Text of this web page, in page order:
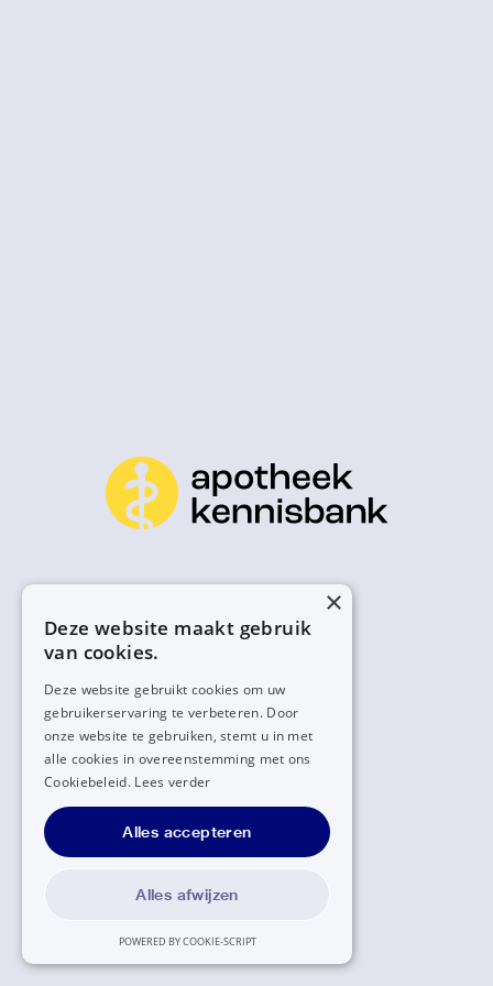
×
Deze website maakt gebruik
van cookies.
Deze website gebruikt cookies om uw
gebruikerservaring te verbeteren. Door
onze website te gebruiken, stemt u in met
alle cookies in overeenstemming met ons
Cookiebeleid. Lees verder
Alles accepteren
Alles afwijzen
POWERED BY COOKIE-SCRIPT